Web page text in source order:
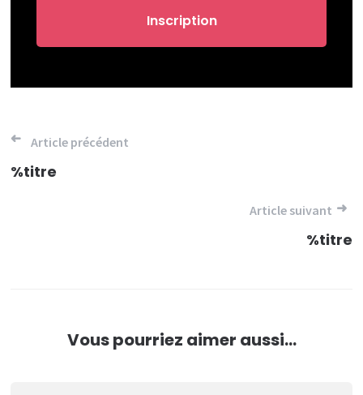
Navigation
de
Article précédent
%titre
Article suivant
%titre
Vous pourriez aimer aussi...